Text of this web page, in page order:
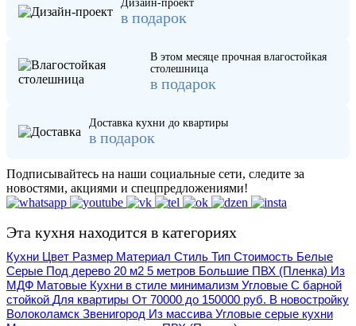
Дизайн-проект
в подарок
В этом месяце прочная влагостойкая
столешница
в подарок
Доставка кухни до квартиры
в подарок
Подписывайтесь на наши социальные сети, следите за
новостями, акциями и спецпредложениями!
Эта кухня находится в категориях
Кухни Цвет Размер Материал Стиль Тип Стоимость Белые
Серые Под дерево 20 м2 5 метров Большие ПВХ (Пленка) Из
МДФ Матовые Кухни в стиле минимализм Угловые C барной
стойкой Для квартиры От 70000 до 150000 руб. В новостройку
Волоколамск Звенигород Из массива Угловые серые кухни